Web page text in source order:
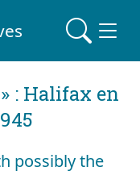
: Halifax en
possibly the